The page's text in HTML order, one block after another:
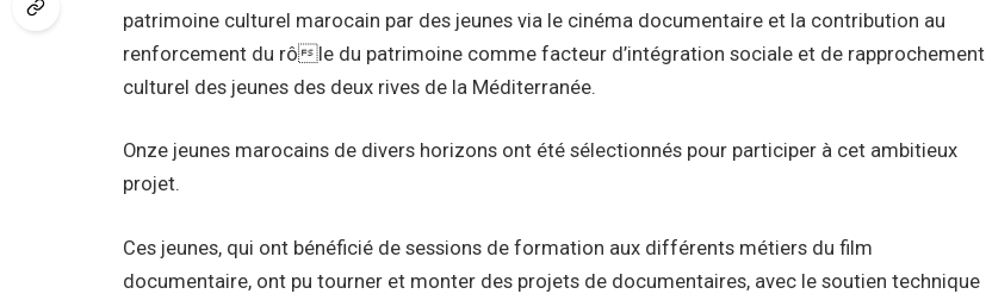
patrimoine culturel marocain par des jeunes via le cinéma documentaire et la contribution au
renforcement du rôle du patrimoine comme facteur d’intégration sociale et de rapprochement
culturel des jeunes des deux rives de la Méditerranée.
Onze jeunes marocains de divers horizons ont été sélectionnés pour participer à cet ambitieux
projet.
Ces jeunes, qui ont bénéficié de sessions de formation aux différents métiers du film
documentaire, ont pu tourner et monter des projets de documentaires, avec le soutien technique